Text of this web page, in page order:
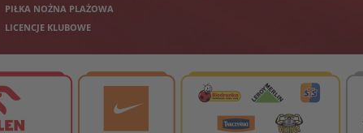
PIŁKA NOŻNA PLAŻOWA
LICENCJE KLUBOWE